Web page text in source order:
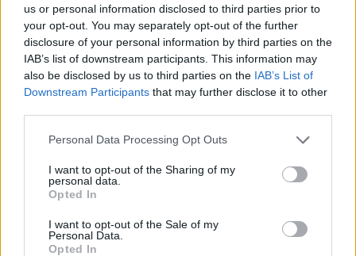
us or personal information disclosed to third parties prior to
your opt-out. You may separately opt-out of the further
disclosure of your personal information by third parties on the
IAB’s list of downstream participants. This information may
also be disclosed by us to third parties on the IAB’s List of
Downstream Participants that may further disclose it to other
Personal Data Processing Opt Outs
I want to opt-out of the Sharing of my
personal data.
Opted In
I want to opt-out of the Sale of my
Personal Data.
Opted In
Ειδήσεις 5-8-2026